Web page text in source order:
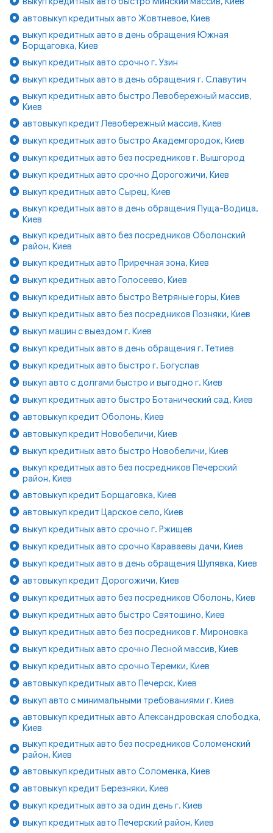
автовыкуп кредитных авто Жовтневое, Киев
выкуп кредитных авто в день обращения Южная
Борщаговка, Киев
выкуп кредитных авто срочно г. Узин
выкуп кредитных авто в день обращения г. Славутич
выкуп кредитных авто быстро Левобережный массив,
Киев
автовыкуп кредит Левобережный массив, Киев
выкуп кредитных авто быстро Академгородок, Киев
выкуп кредитных авто без посредников г. Вышгород
выкуп кредитных авто срочно Дорогожичи, Киев
выкуп кредитных авто Сырец, Киев
выкуп кредитных авто в день обращения Пуща-Водица,
Киев
выкуп кредитных авто без посредников Оболонский
район, Киев
выкуп кредитных авто Приречная зона, Киев
выкуп кредитных авто Голосеево, Киев
выкуп кредитных авто быстро Ветряные горы, Киев
выкуп кредитных авто без посредников Позняки, Киев
выкуп машин с выездом г. Киев
выкуп кредитных авто в день обращения г. Тетиев
выкуп кредитных авто быстро г. Богуслав
выкуп авто с долгами быстро и выгодно г. Киев
выкуп кредитных авто быстро Ботанический сад, Киев
автовыкуп кредит Оболонь, Киев
автовыкуп кредит Новобеличи, Киев
выкуп кредитных авто быстро Новобеличи, Киев
выкуп кредитных авто без посредников Печерский
район, Киев
автовыкуп кредит Борщаговка, Киев
автовыкуп кредит Царское село, Киев
выкуп кредитных авто срочно г. Ржищев
выкуп кредитных авто срочно Караваевы дачи, Киев
выкуп кредитных авто в день обращения Шулявка, Киев
автовыкуп кредит Дорогожичи, Киев
выкуп кредитных авто без посредников Оболонь, Киев
выкуп кредитных авто быстро Святошино, Киев
выкуп кредитных авто без посредников г. Мироновка
выкуп кредитных авто срочно Лесной массив, Киев
выкуп кредитных авто срочно Теремки, Киев
автовыкуп кредитных авто Печерск, Киев
выкуп авто с минимальными требованиями г. Киев
автовыкуп кредитных авто Александровская слободка,
Киев
выкуп кредитных авто без посредников Соломенский
район, Киев
автовыкуп кредитных авто Соломенка, Киев
автовыкуп кредит Березняки, Киев
выкуп кредитных авто за один день г. Киев
выкуп кредитных авто Печерский район, Киев